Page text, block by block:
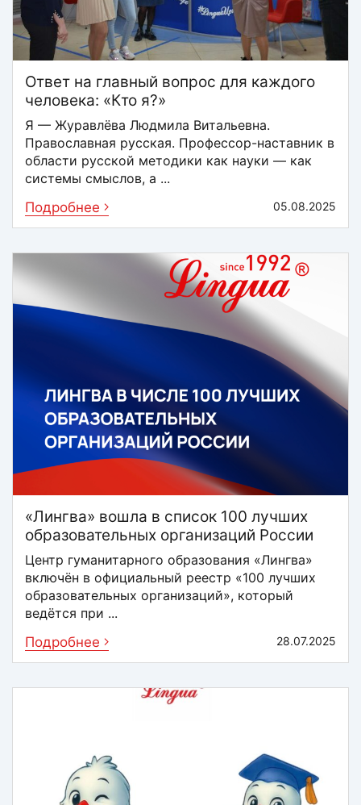
Ответ на главный вопрос для каждого
человека: «Кто я?»
Я — Журавлёва Людмила Витальевна.
Православная русская. Профессор-наставник в
области русской методики как науки — как
системы смыслов, а ...
Подробнее
05.08.2025
«Лингва» вошла в список 100 лучших
образовательных организаций России
Центр гуманитарного образования «Лингва»
включён в официальный реестр «100 лучших
образовательных организаций», который
ведётся при ...
Подробнее
28.07.2025